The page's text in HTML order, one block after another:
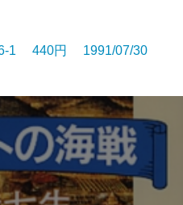
1 440円 1991/07/30